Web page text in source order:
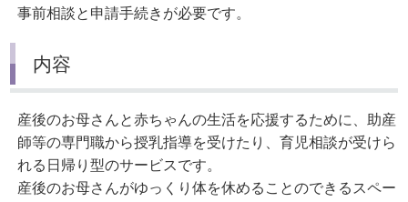
事前相談と申請手続きが必要です。
内容
産後のお母さんと赤ちゃんの生活を応援するために、助産
師等の専門職から授乳指導を受けたり、育児相談が受けら
れる日帰り型のサービスです。
産後のお母さんがゆっくり体を休めることのできるスペー